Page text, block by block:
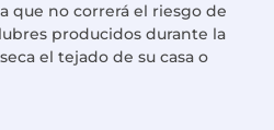
que no correrá el riesgo de
producidos durante la
el tejado de su casa o